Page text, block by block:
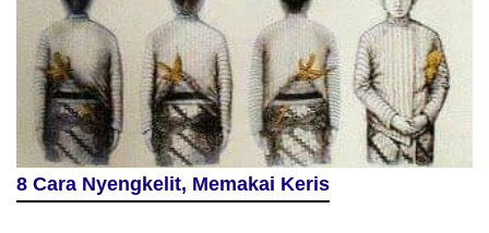
8 Cara Nyengkelit, Memakai Keris